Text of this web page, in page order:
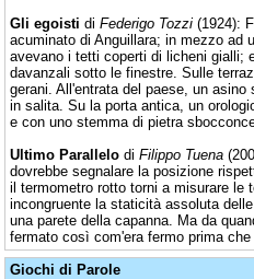
Gli egoisti di Federigo Tozzi (1924):
acuminato di Anguillara; in mezzo ad
avevano i tetti coperti di licheni gialli;
davanzali sotto le finestre. Sulle
gerani. All'entrata del paese, un
in salita. Su la porta antica, un
e con uno stemma di pietra
Ultimo Parallelo di Filippo Tuena
dovrebbe segnalare la posizione
il termometro rotto torni a misurare le
incongruente la staticità assoluta delle
una parete della capanna. Ma da
fermato così com'era fermo prima che
Giochi di Parole